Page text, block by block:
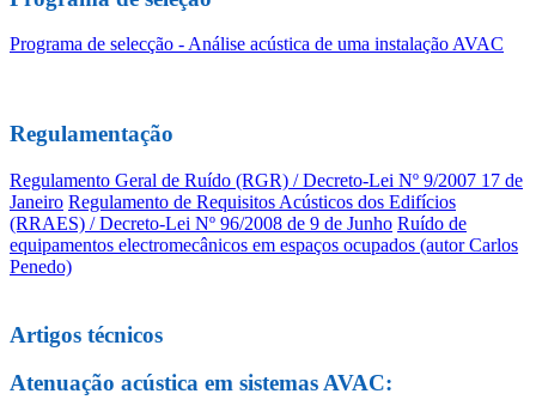
Programa de selecção - Análise acústica de uma instalação AVAC
Regulamentação
Regulamento Geral de Ruído (RGR) / Decreto-Lei Nº 9/2007 17 de
Janeiro Regulamento de Requisitos Acústicos dos Edifícios
(RRAES) / Decreto-Lei Nº 96/2008 de 9 de Junho Ruído de
equipamentos electromecânicos em espaços ocupados (autor Carlos
Penedo)
Artigos técnicos
Atenuação acústica em sistemas AVAC: